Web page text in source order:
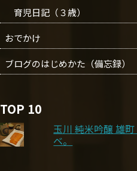
育児日記（３歳）
おでかけ
ブログのはじめかた（備忘録）
TOP 10
玉川 純米吟醸 雄
ベ。